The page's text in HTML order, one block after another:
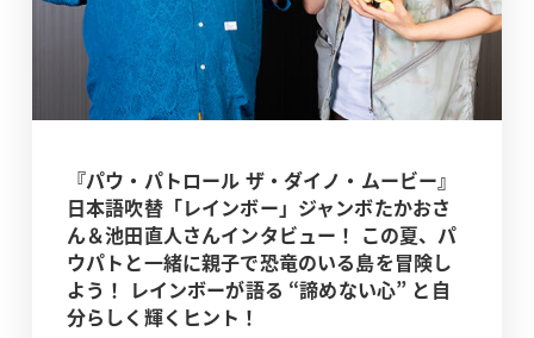
『パウ・パトロール ザ・ダイノ・ムービー』
日本語吹替「レインボー」ジャンボたかおさ
ん＆池田直人さんインタビュー！ この夏、パ
ウパトと一緒に親子で恐竜のいる島を冒険し
よう！ レインボーが語る “諦めない心” と自
分らしく輝くヒント！